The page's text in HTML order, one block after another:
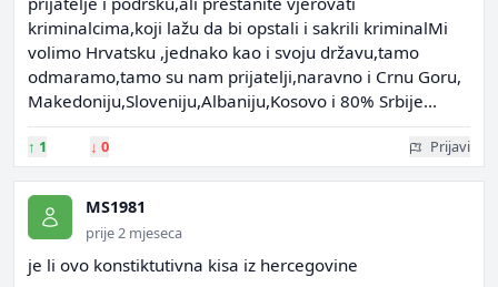
kriminalcima,koji lažu da bi opstali i sakrili kriminalMi
volimo Hrvatsku ,jednako kao i svoju državu,tamo
odmaramo,tamo su nam prijatelji,naravno i Crnu Goru,
Makedoniju,Sloveniju,Albaniju,Kosovo i 80% Srbije...
↑ 1 ↓ 0 Prijavi
MS1981
prije 2 mjeseca
je li ovo konstiktutivna kisa iz hercegovine